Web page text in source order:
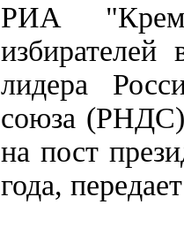
РИА
избирателей
лидера
союза
на пост
года,